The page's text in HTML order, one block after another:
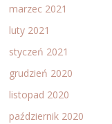
marzec 2021
luty 2021
styczeń 2021
grudzień 2020
listopad 2020
październik 2020